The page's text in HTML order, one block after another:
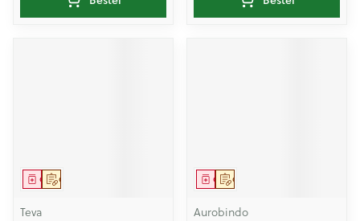
Op voorschrift
Geneesmiddel
Teva
Op voorschrift
Geneesmiddel
Aurobindo